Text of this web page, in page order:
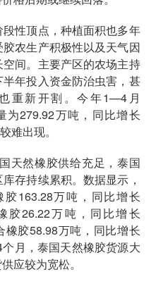
性顶点，种植面积也多年
农生产积极性以及天气因
间。主要产区的农场主持
年投入资金防治虫害，甚
重新开割。今年1—4月
为279.92万吨，同比增长
难出现。
天然橡胶供给充足，泰国
存持续累积。数据显示，
163.28万吨，同比增长
胶26.22万吨，同比增长
胶58.98万吨，同比增长
月，泰国天然橡胶货源大
应较为宽松。